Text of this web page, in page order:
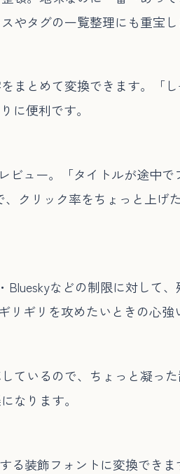
やタグの一覧整理にも重宝し
まとめて変換できます。「
に便利です。
ビュー。「タイトルが途中で
クリック率をちょっと上げ
などの制限に対して、
ギリを攻めたいときの心強
ているので、ちょっと凝った
なります。
る装飾フォントに変換でき